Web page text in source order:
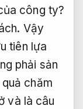
công ty?
Vậy
tiên lựa
phải sản
quả chăm
và là câu